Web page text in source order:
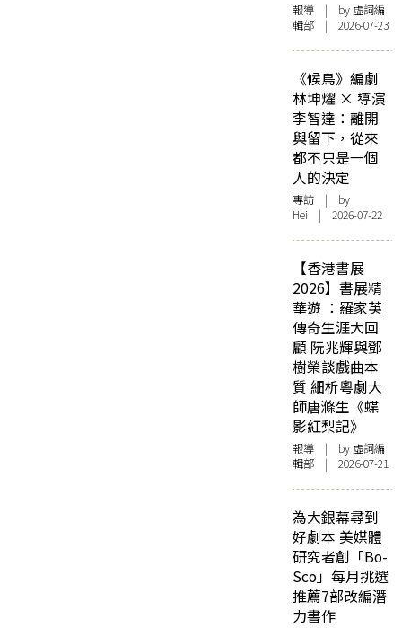
報導 | by 虛詞編
輯部 | 2026-07-23
《候鳥》編劇
林坤燿 × 導演
李智達：離開
與留下，從來
都不只是一個
人的決定
專訪 | by
Hei | 2026-07-22
【香港書展
2026】書展精
華遊 ：羅家英
傳奇生涯大回
顧 阮兆輝與鄧
樹榮談戲曲本
質 細析粵劇大
師唐滌生《蝶
影紅梨記》
報導 | by 虛詞編
輯部 | 2026-07-21
為大銀幕尋到
好劇本 美媒體
研究者創「Bo-
Sco」每月挑選
推薦7部改編潛
力書作